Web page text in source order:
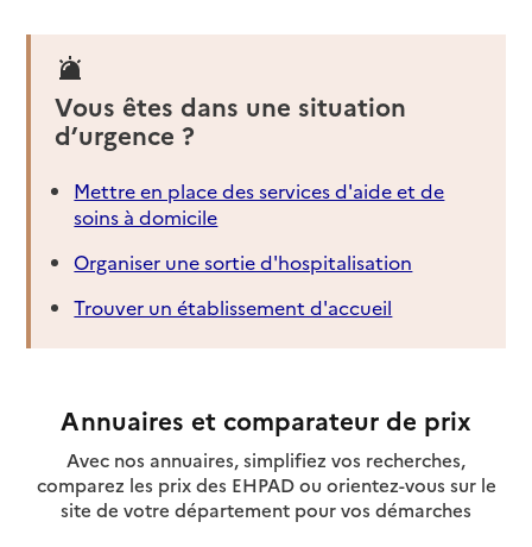
Vous êtes dans une situation
d’urgence ?
Mettre en place des services d'aide et de
soins à domicile
Organiser une sortie d'hospitalisation
Trouver un établissement d'accueil
Annuaires et comparateur de prix
Avec nos annuaires, simplifiez vos recherches,
comparez les prix des EHPAD ou orientez-vous sur le
site de votre département pour vos démarches